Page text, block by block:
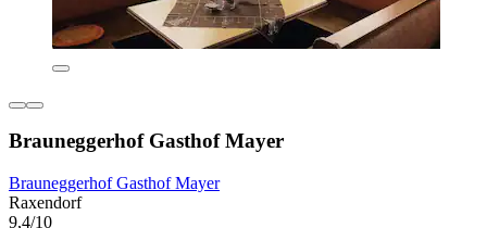
Brauneggerhof Gasthof Mayer
Brauneggerhof Gasthof Mayer
Raxendorf
9,4/10